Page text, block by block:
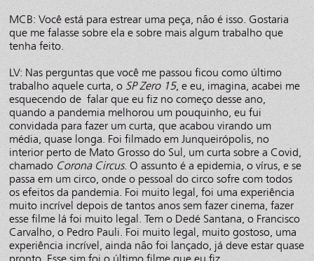
MCB: Você está para estrear uma peça, não é isso. Gostaria
que me falasse sobre ela e sobre mais algum trabalho que
tenha feito.
LV: Nas perguntas que você me passou ficou como último
trabalho aquele curta, o SP Zero 15, e eu, imagina, acabei me
esquecendo de falar que eu fiz no começo desse ano,
quando a pandemia melhorou um pouquinho, eu fui
convidada para fazer um curta, que acabou virando um
média, quase longa. Foi filmado em Junqueirópolis, no
interior perto de Mato Grosso do Sul, um curta sobre a Covid,
chamado Corona Circus. O assunto é a epidemia, o vírus, e se
passa em um circo, onde o pessoal do circo sofre com todos
os efeitos da pandemia. Foi muito legal, foi uma experiência
muito incrível depois de tantos anos sem fazer cinema, fazer
esse filme lá foi muito legal. Tem o Dedé Santana, o Francisco
Carvalho, o Pedro Pauli. Foi muito legal, muito gostoso, uma
experiência incrível, ainda não foi lançado, já deve estar quase